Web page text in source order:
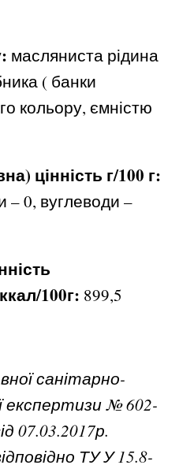
масляниста рідина
( банки
кольору, ємністю
цінність г/100 г:
– 0, вуглеводи –
100г: 899,5
санітарно-
експертизи № 602-
07.03.2017р.
ТУ У 15.8-